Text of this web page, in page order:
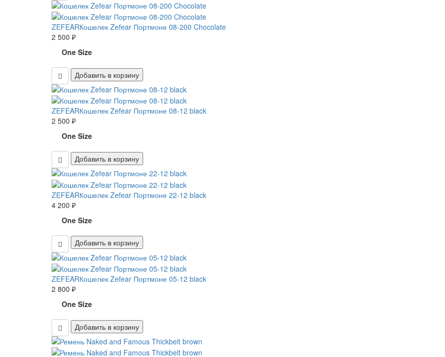
ZEFEARКошелек Zefear Портмоне 08-200 Chocolate
2 500 ₽
One Size
Добавить в корзину
ZEFEARКошелек Zefear Портмоне 08-12 black
2 500 ₽
One Size
Добавить в корзину
ZEFEARКошелек Zefear Портмоне 22-12 black
4 200 ₽
One Size
Добавить в корзину
ZEFEARКошелек Zefear Портмоне 05-12 black
2 800 ₽
One Size
Добавить в корзину